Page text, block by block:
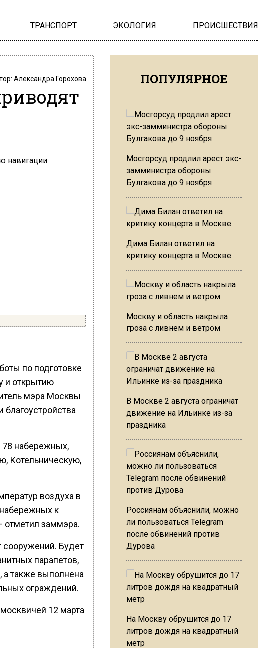
ТРАНСПОРТ ЭКОЛОГИЯ ПРОИСШЕСТВИЯ
Александра Горохова
по подготовке
и открытию
мэра Москвы
78 набережных,
Котельническую,
воздуха в
к
отметил заммэра.
сооружений. Будет
парапетов,
а также выполнена
ограждений.
москвичей 12 марта
ПОПУЛЯРНОЕ
Мосгорсуд продлил арест экс-
замминистра обороны
Булгакова до 9 ноября
Дима Билан ответил на
критику концерта в Москве
Москву и область накрыла
гроза с ливнем и ветром
В Москве 2 августа ограничат
движение на Ильинке из-за
праздника
Россиянам объяснили, можно
ли пользоваться Telegram
после обвинений против
Дурова
На Москву обрушится до 17
литров дождя на квадратный
метр